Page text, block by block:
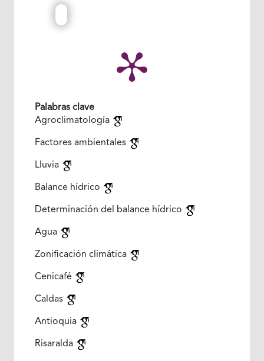
Palabras clave
Agroclimatología
Factores ambientales
Lluvia
Balance hídrico
Determinación del balance hídrico
Agua
Zonificación climática
Cenicafé
Caldas
Antioquia
Risaralda